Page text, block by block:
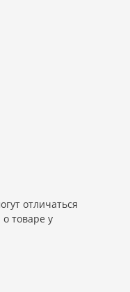
отличаться
товаре у